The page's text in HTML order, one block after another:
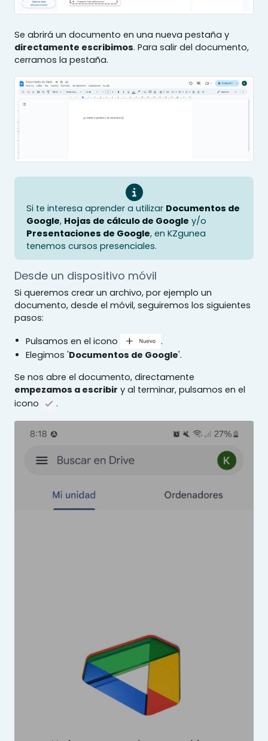
Se abrirá un documento en una nueva pestaña y
directamente escribimos. Para salir del documento,
cerramos la pestaña.
Si te interesa aprender a utilizar Documentos de
Google, Hojas de cálculo de Google y/o
Presentaciones de Google, en KZgunea
tenemos cursos presenciales.
Desde un dispositivo móvil
Si queremos crear un archivo, por ejemplo un
documento, desde el móvil, seguiremos los siguientes
pasos:
Pulsamos en el icono
.
Elegimos 'Documentos de Google'.
Se nos abre el documento, directamente
empezamos a escribir y al terminar, pulsamos en el
icono
.